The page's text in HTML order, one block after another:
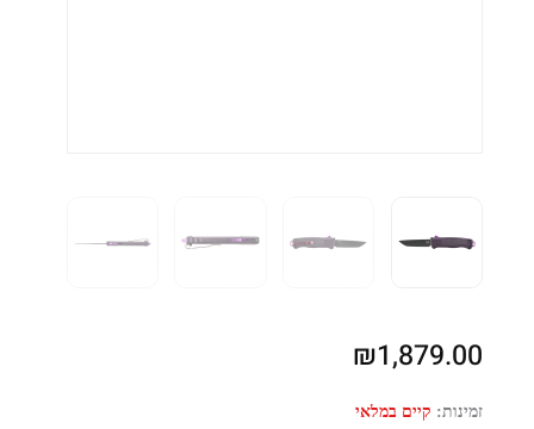
₪1,879.00
זמינות: קיים במלאי
כמות